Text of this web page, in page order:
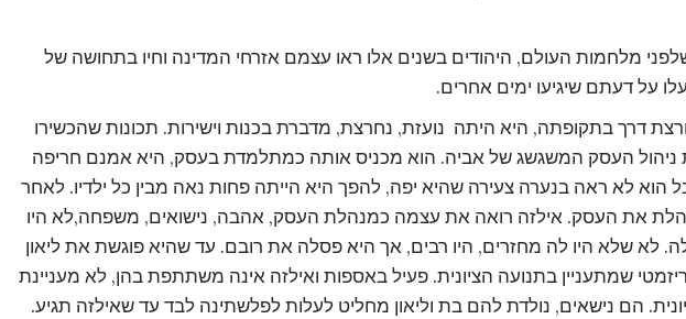
מלחמות העולם, היהודים בשנים אלו ראו עצמם אזרחי המדינה וחיו בתחושה של
על דעתם שיגיעו ימים אחרים.
דרך בתקופתה, היא היתה נועזת, נחרצת, מדברת בכנות וישירות. תכונות שהכשירו
העסק המשגשג של אביה. הוא מכניס אותה כמתלמדת בעסק, היא אמנם חריפה
הוא לא ראה בנערה צעירה שהיא יפה, להפך היא הייתה פחות נאה מבין כל ילדיו. לאחר
את העסק. אילזה רואה את עצמה כמנהלת העסק, אהבה, נישואים, משפחה,לא היו
לא שלא היו לה מחזרים, היו רבים, אך היא פסלה את רובם. עד שהיא פוגשת את ליאון
שמתעניין בתנועה הציונית. פעיל באספות ואילזה אינה משתתפת בהן, לא מעניינת
הם נישאים, נולדת להם בת וליאון מחליט לעלות לפלשתינה לבד עד שאילזה תגיע.